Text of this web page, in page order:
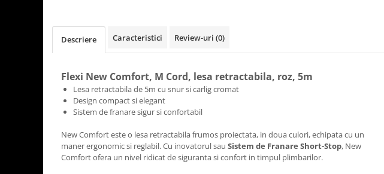
Descriere Caracteristici Review-uri (0)
Flexi New Comfort, M Cord, lesa retractabila, roz, 5m
Lesa retractabila de 5m cu snur si carlig cromat
Design compact si elegant
Sistem de franare sigur si confortabil
New Comfort este o lesa retractabila frumos proiectata, in doua culori, echipata cu un
maner ergonomic si reglabil. Cu inovatorul sau Sistem de Franare Short-Stop, New
Comfort ofera un nivel ridicat de siguranta si confort in timpul plimbarilor.